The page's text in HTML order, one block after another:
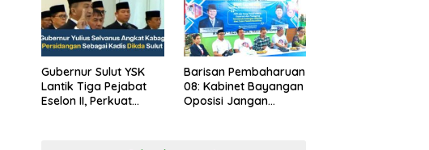
Gubernur Sulut YSK
Lantik Tiga Pejabat
Eselon II, Perkuat
Barisan Pembaharuan
08: Kabinet Bayangan
Oposisi Jangan